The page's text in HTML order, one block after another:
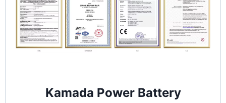
Kamada Power Battery